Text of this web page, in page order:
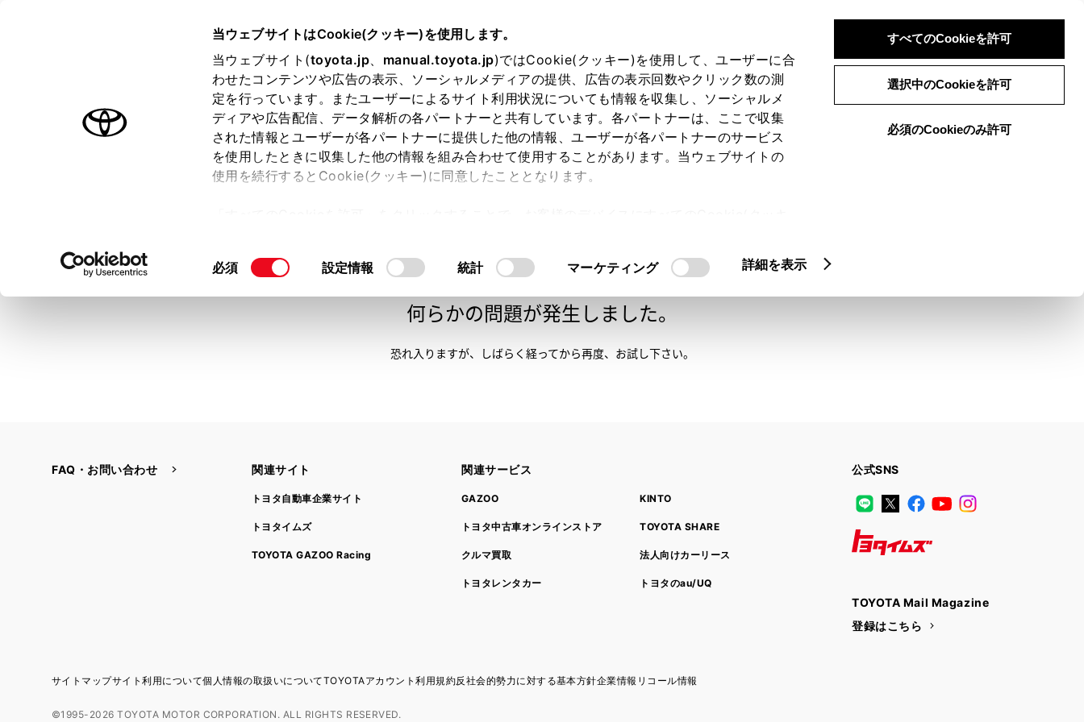
当ウェブサイトはCookie(クッキー)を使用します。
当ウェブサイト(toyota.jp、 manual.toyota.jp)ではCookie(クッキー)を使用して、ユーザーに合
わせたコンテンツや広告の表示、ソーシャルメディアの提供、広告の表示回数やクリック数の測
定を行っています。またユーザーによるサイト利用状況についても情報を収集し、ソーシャルメ
ディアや広告配信、データ解析の各パートナーと共有しています。各パートナーは、ここで収集
された情報とユーザーが各パートナーに提供した他の情報、ユーザーが各パートナーのサービス
を使用したときに収集した他の情報を組み合わせて使用することがあります。当ウェブサイトの
使用を続行するとCookie(クッキー)に同意したこととなります。
て」をご覧ください。
同
必須 設定情報 統計 マーケティング 詳細を表示
すべてのCookieを許可
選択中のCookieを許可
必須のCookieのみ許可
ログイン 検索 メニュー
オーナーサポート トピックス
トヨタ認定中古車 メニュー
トヨタ認定中古車の魅力 3つの買い方 オンライン購入 お気に入り
申し訳ございません。
何らかの問題が発生しました。
恐れ入りますが、しばらく経ってから再度、お試し下さい。
FAQ・お問い合わせ 関連サイト
トヨタ自動車企業サイト
トヨタイムズ
TOYOTA GAZOO Racing
関連サービス
GAZOO
トヨタ中古車オンラインストア
クルマ買取
トヨタレンタカー
KINTO
TOYOTA SHARE
法人向けカーリース
トヨタのau/UQ
公式SNS
LINEX Facebook
YouTube
TOYOTA Mail Magazine
登録はこちら
サイトマップサイト利用について個人情報の取扱いについてTOYOTAアカウント利用規約反社会的勢力に対する基本方針企業情報 リコール情報
©1995-2026 TOYOTA MOTOR CORPORATION. ALL RIGHTS RESERVED.